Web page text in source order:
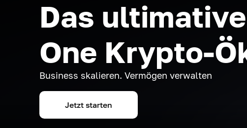
Das
One Krypto-
Business skalieren. Vermögen verwalten
Jetzt starten